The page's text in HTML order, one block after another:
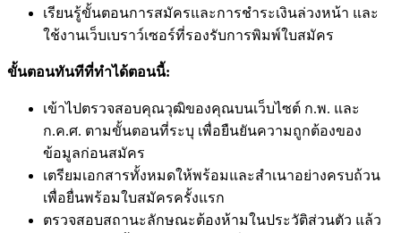
เรียนรู้ขั้นตอนการสมัครและการชำระเงินล่วงหน้า และ
ใช้งานเว็บเบราว์เซอร์ที่รองรับการพิมพ์ใบสมัคร
ขั้นตอนทันทีที่ทำได้ตอนนี้:
เข้าไปตรวจสอบคุณวุฒิของคุณบนเว็บไซต์ ก.พ. และ
ก.ค.ศ. ตามขั้นตอนที่ระบุ เพื่อยืนยันความถูกต้องของ
ข้อมูลก่อนสมัคร
เตรียมเอกสารทั้งหมดให้พร้อมและสำเนาอย่างครบถ้วน
เพื่อยื่นพร้อมใบสมัครครั้งแรก
ตรวจสอบสถานะลักษณะต้องห้ามในประวัติส่วนตัว แล้ว